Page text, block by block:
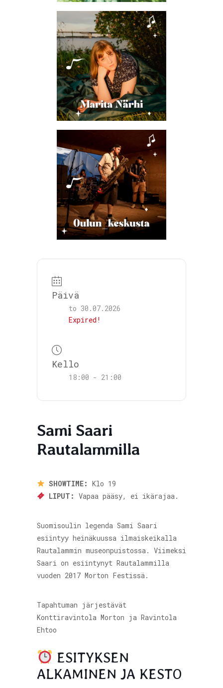
Päivä
to 30.07.2026
Expired!
Kello
18:00 - 21:00
Sami Saari
Rautalammilla
SHOWTIME: Klo 19
LIPUT: Vapaa pääsy, ei ikärajaa.
Suomisoulin legenda Sami Saari
esiintyy heinäkuussa ilmaiskeikalla
Rautalammin museonpuistossa. Viimeksi
Saari on esiintynyt Rautalammilla
vuoden 2017 Morton Festissä.
Tapahtuman järjestävät
Konttiravintola Morton ja Ravintola
Ehtoo
ESITYKSEN
ALKAMINEN JA KESTO
Museon Puisto
Kuopiontie 26,